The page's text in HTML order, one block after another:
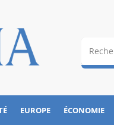
EUROPE ÉCONOMIE